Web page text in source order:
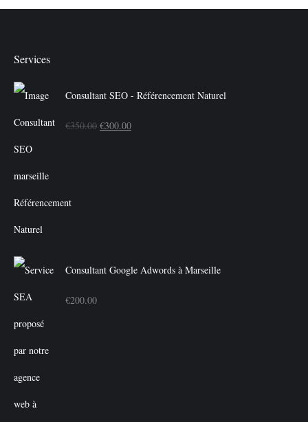
Services
Consultant SEO - Référencement Naturel
€350.00 Le
€300.00Le
Consultant Google Adwords à Marseille
€200.00